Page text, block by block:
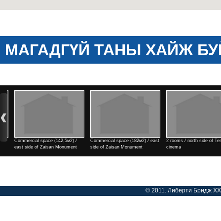
МАГАДГҮЙ ТАНЫ ХАЙЖ
3 rooms / Park view town
2 rooms / north side of Tengis
cinema
Commercial space (182м2) / east
side of Zaisan Monument
© 2011. Либерти Бридж